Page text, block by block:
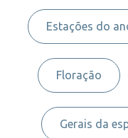
Estações do
Floração
Gerais da